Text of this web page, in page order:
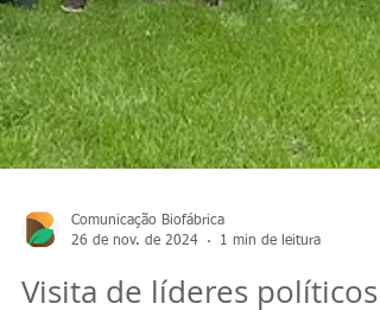
Comunicação Biofábrica
26 de nov. de 2024
1 min de leitura